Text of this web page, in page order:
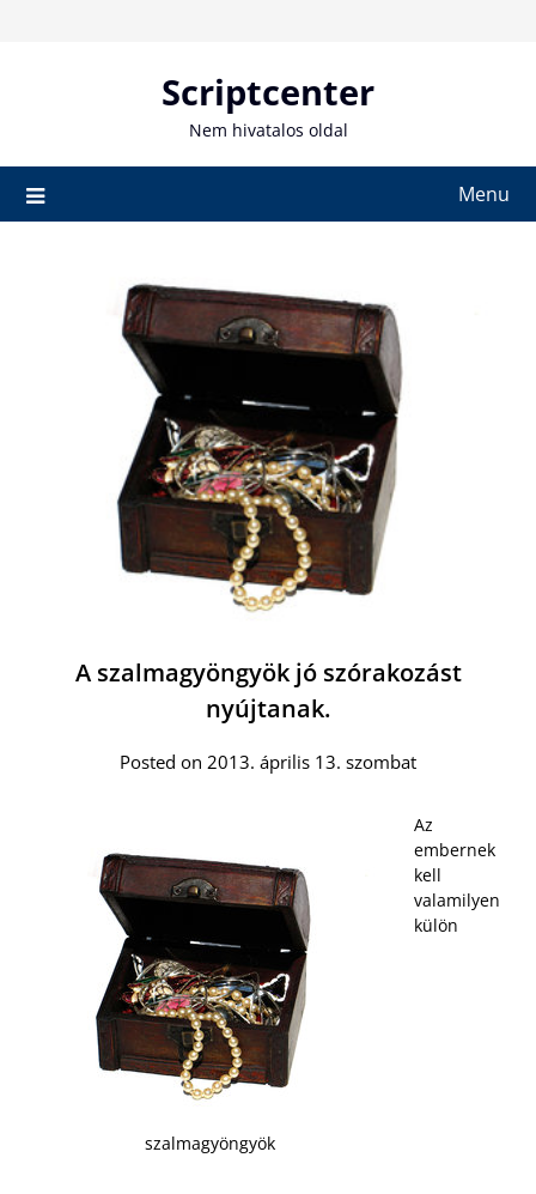
Scriptcenter
Nem hivatalos oldal
Menu
A szalmagyöngyök jó szórakozást
nyújtanak.
Posted on 2013. április 13. szombat
szalmagyöngyök
Az
embernek
kell
valamilyen
külön